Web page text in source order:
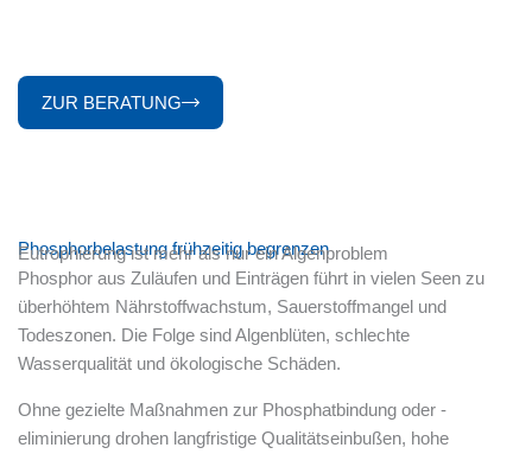
ZUR BERATUNG
Phosphorbelastung frühzeitig begrenzen
Eutrophierung ist mehr als nur ein Algenproblem
Phosphor aus Zuläufen und Einträgen führt in vielen Seen zu
überhöhtem Nährstoffwachstum, Sauerstoffmangel und
Todeszonen. Die Folge sind Algenblüten, schlechte
Wasserqualität und ökologische Schäden.
Ohne gezielte Maßnahmen zur Phosphatbindung oder -
eliminierung drohen langfristige Qualitätseinbußen, hohe